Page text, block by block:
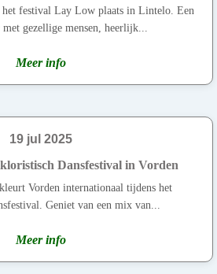
festival Lay Low plaats in Lintelo. Een
gezellige mensen, heerlijk...
Meer info
19 jul 2025
Dansfestival in Vorden
Vorden internationaal tijdens het
Geniet van een mix van...
Meer info